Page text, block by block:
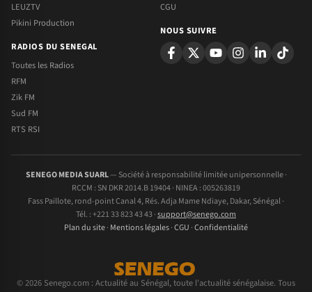
LEUZTV
Pikini Production
RADIOS DU SENEGAL
Toutes les Radios
RFM
Zik FM
Sud FM
RTS RSI
CGU
NOUS SUIVRE
SENEGO MEDIA SUARL— Société à responsabilité limitée unipersonnelle ·
RCCM : SN DKR 2014.B 19404 · NINEA : 005263819
Fass Paillote, rond-point Canal 4, Rés. Adja Mame Ndiaye, Dakar, Sénégal ·
Tél. : +221 33 823 43 43 ·support@senego.com
Plan du site· Mentions légales·CGU ·Confidentialité
© 2026 Senego.com : Actualité au Sénégal, toute l'actualité sénégalaise. Tous